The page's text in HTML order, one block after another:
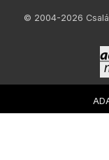
© 2004-2026